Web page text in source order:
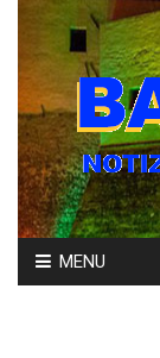
Skip
to
MENU